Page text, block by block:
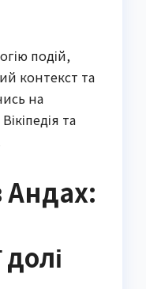
подій,
контекст та
на
та
Андах: